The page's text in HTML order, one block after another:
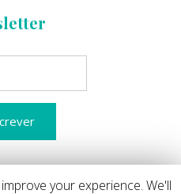
your experience. We'll